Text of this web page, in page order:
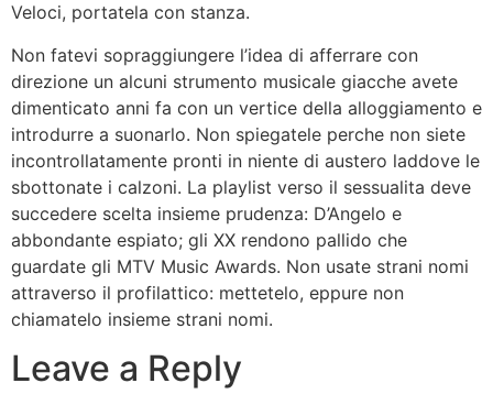
Veloci, portatela con stanza.
Non fatevi sopraggiungere l’idea di afferrare con
direzione un alcuni strumento musicale giacche avete
dimenticato anni fa con un vertice della alloggiamento e
introdurre a suonarlo. Non spiegatele perche non siete
incontrollatamente pronti in niente di austero laddove le
sbottonate i calzoni. La playlist verso il sessualita deve
succedere scelta insieme prudenza: D’Angelo e
abbondante espiato; gli XX rendono pallido che
guardate gli MTV Music Awards. Non usate strani nomi
attraverso il profilattico: mettetelo, eppure non
chiamatelo insieme strani nomi.
Leave a Reply